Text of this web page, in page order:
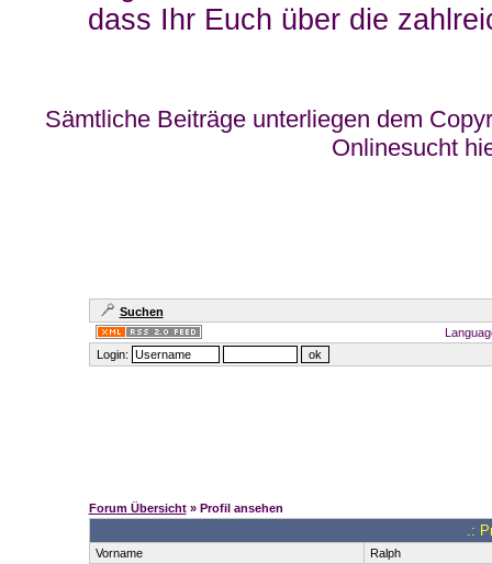
dass Ihr Euch über die
Sämtliche Beiträge unterliegen dem
Onlinesucht
Suchen
Login:
Forum Übersicht» Profil ansehen
.:
Vorname
Ralph